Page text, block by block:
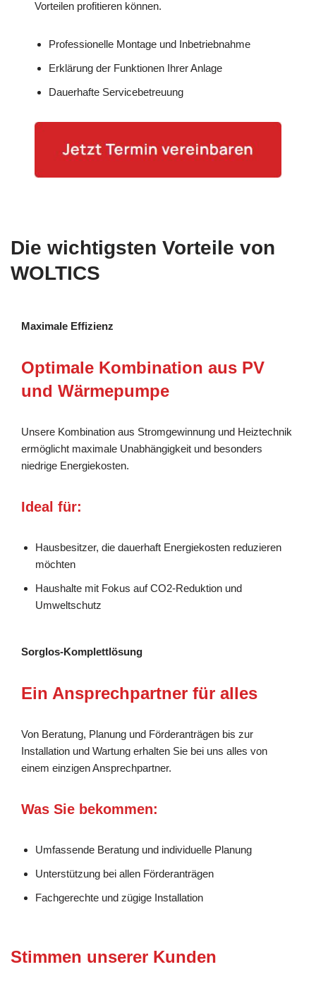
Vorteilen profitieren können.
Professionelle Montage und Inbetriebnahme
Erklärung der Funktionen Ihrer Anlage
Dauerhafte Servicebetreuung
Die wichtigsten Vorteile von
WOLTICS
Maximale Effizienz
Optimale Kombination aus PV
und Wärmepumpe
Unsere Kombination aus Stromgewinnung und Heiztechnik
ermöglicht maximale Unabhängigkeit und besonders
niedrige Energiekosten.
Ideal für:
Hausbesitzer, die dauerhaft Energiekosten reduzieren
möchten
Haushalte mit Fokus auf CO2-Reduktion und
Umweltschutz
Sorglos-Komplettlösung
Ein Ansprechpartner für alles
Von Beratung, Planung und Förderanträgen bis zur
Installation und Wartung erhalten Sie bei uns alles von
einem einzigen Ansprechpartner.
Was Sie bekommen:
Umfassende Beratung und individuelle Planung
Unterstützung bei allen Förderanträgen
Fachgerechte und zügige Installation
Stimmen unserer Kunden